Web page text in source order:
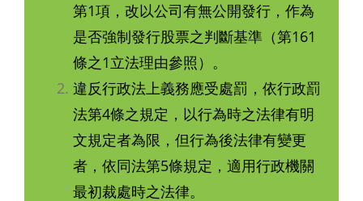
第1項，改以公司有無公開發行，作為
是否強制發行股票之判斷基準（第161
條之1立法理由參照）。
違反行政法上義務應受處罰，依行政罰
法第4條之規定，以行為時之法律有明
文規定者為限，但行為後法律有變更
者，依同法第5條規定，適用行政機關
最初裁處時之法律。